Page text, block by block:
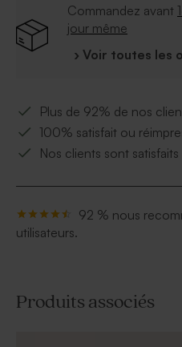
Commandez avant
jour même
› Voir toutes les
Plus de 92% de nos
100% satisfait ou
Nos clients sont
92 % nous
utilisateurs.
Produits associés